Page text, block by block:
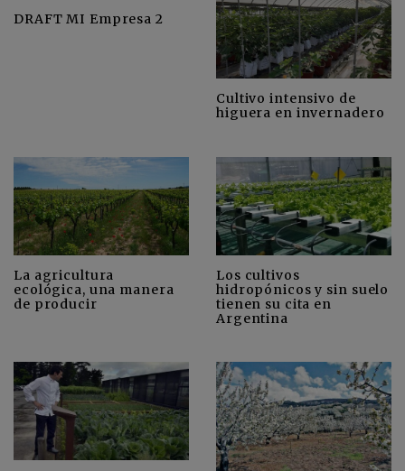
DRAFT MI Empresa 2
Cultivo intensivo de
higuera en invernadero
La agricultura
ecológica, una manera
de producir
Los cultivos
hidropónicos y sin suelo
tienen su cita en
Argentina